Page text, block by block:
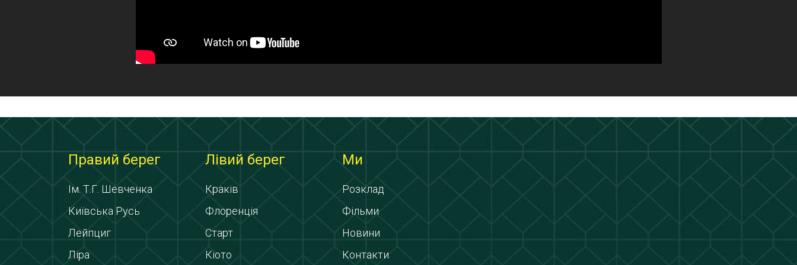
Правий берег
Ім. Т.Г. Шевченка
Київська Русь
Лейпциг
Ліра
Лівий берег
Краків
Флоренція
Старт
Кіото
Ми
Розклад
Фільми
Новини
Контакти